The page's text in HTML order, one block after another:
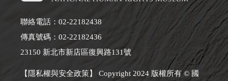
聯絡電話：02-22182438
傳真號碼：02-22182436
23150 新北市新店區復興路131號
【隱私權與安全政策】 Copyright 2024 版權所有 © 國